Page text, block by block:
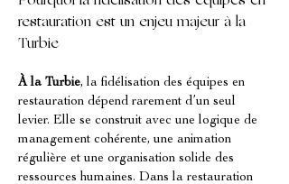
restauration est un enjeu majeur à la
Turbie
À la Turbie, la fidélisation des équipes en
restauration dépend rarement d’un seul
levier. Elle se construit avec une logique de
management cohérente, une animation
régulière et une organisation solide des
ressources humaines. Dans la restauration